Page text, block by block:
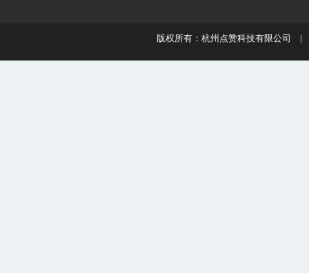
版权所有：杭州点赞科技有限公司